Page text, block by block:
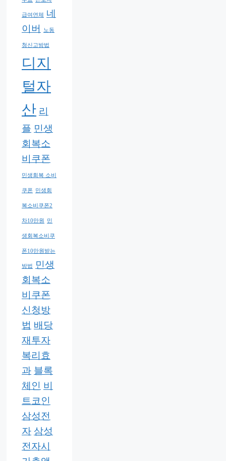
급여연체
네
이버
노동
청신고방법
디지
털자
산 리
플 민생
회복소
비쿠폰
민생회복 소비
쿠폰 민생회
복소비쿠폰2
차10만원 민
생회복소비쿠
폰10만원받는
방법
민생
회복소
비쿠폰
신청방
법 배당
재투자
복리효
과 블록
체인 비
트코인
삼성전
자 삼성
전자시